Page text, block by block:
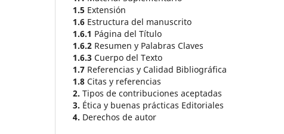
1.5 Extensión
1.6 Estructura del manuscrito
1.6.1 Página del Título
1.6.2 Resumen y Palabras Claves
1.6.3 Cuerpo del Texto
1.7 Referencias y Calidad Bibliográfica
1.8 Citas y referencias
2. Tipos de contribuciones aceptadas
3. Ética y buenas prácticas Editoriales
4. Derechos de autor